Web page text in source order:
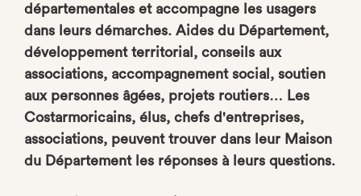
départementales et accompagne les usagers
dans leurs démarches. Aides du Département,
développement territorial, conseils aux
associations, accompagnement social, soutien
aux personnes âgées, projets routiers… Les
Costarmoricains, élus, chefs d'entreprises,
associations, peuvent trouver dans leur Maison
du Département les réponses à leurs questions.